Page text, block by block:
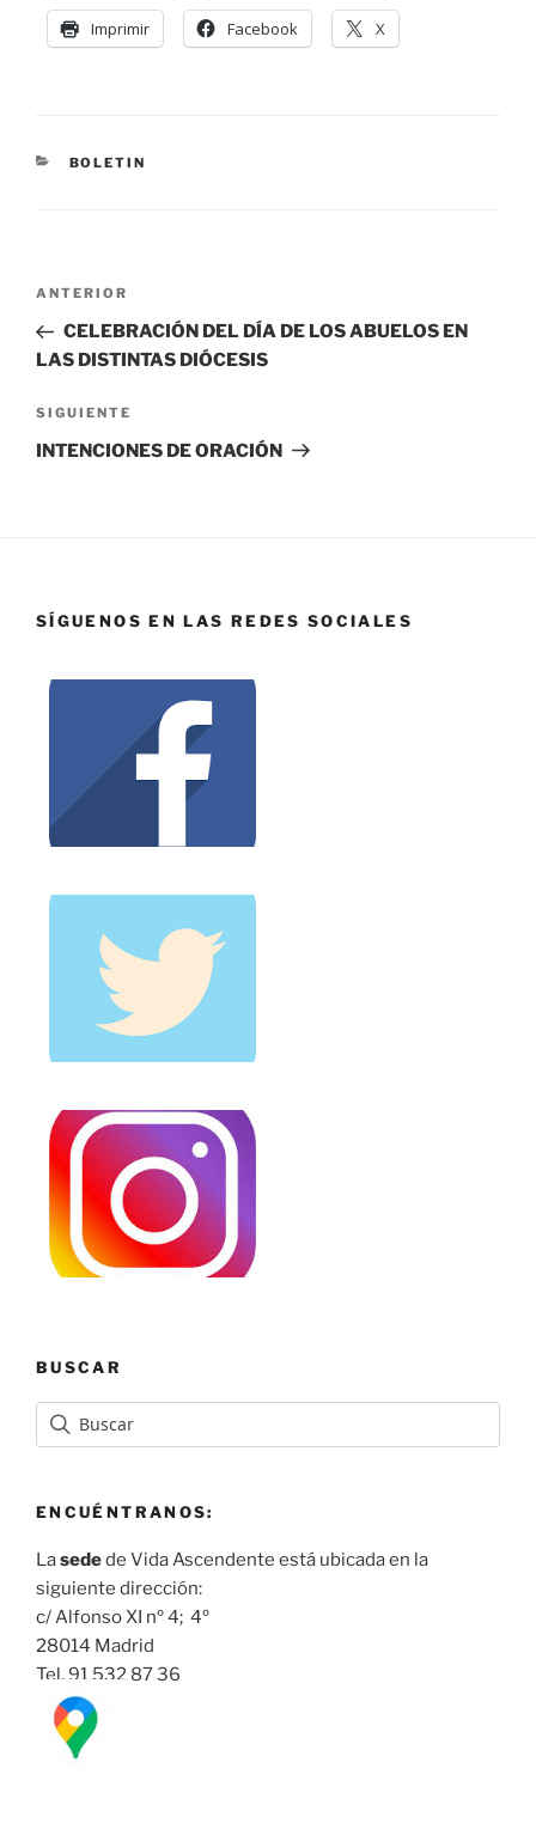
Imprimir Facebook X
BOLETIN
ANTERIOR
CELEBRACIÓN DEL DÍA DE LOS ABUELOS EN
LAS DISTINTAS DIÓCESIS
SIGUIENTE
INTENCIONES DE ORACIÓN
SÍGUENOS EN LAS REDES SOCIALES
BUSCAR
ENCUÉNTRANOS:
Lasedede Vida Ascendente está ubicada en la
siguiente dirección:
c/ Alfonso XI nº 4; 4º
28014 Madrid
Tel. 91 532 87 36